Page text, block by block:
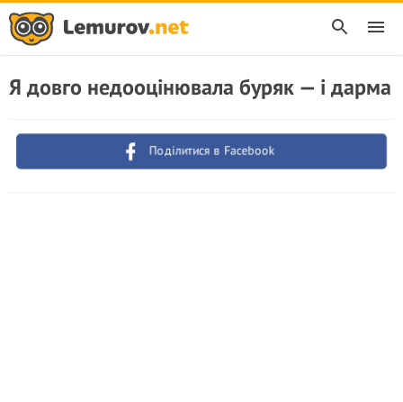
Я довго недооцінювала буряк — і дарма
Поділитися в Facebook